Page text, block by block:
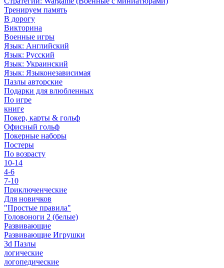
Тренируем память
В дорогу
Викторина
Военные игры
Язык: Английский
Язык: Русский
Язык: Украинский
Язык: Языконезависимая
Пазлы авторские
Подарки для влюбленных
По игре
книге
Покер, карты & гольф
Офисный гольф
Покерные наборы
Постеры
По возрасту
10-14
4-6
7-10
Приключенческие
Для новичков
"Простые правила"
Головоноги 2 (белые)
Развивающие
Развивающие Игрушки
3d Пазлы
логические
логопедические